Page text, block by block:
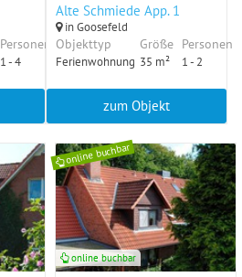
Personen
1 - 4
Alte Schmiede App. 1
in Goosefeld
Objekttyp
Ferienwohnung
Größe
35 m²
Personen
1 - 2
zum Objekt
online buchbar
online buchbar